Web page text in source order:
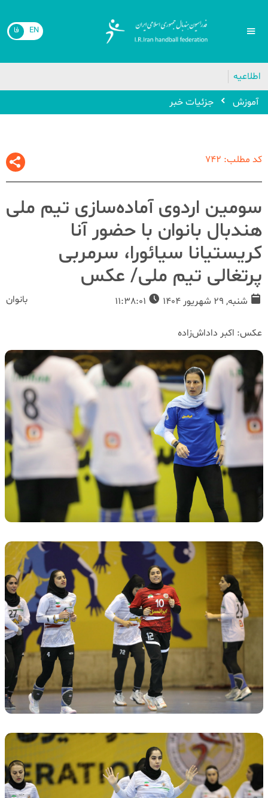
EN فا
اطلاعیه
آموزش
جزئیات خبر
کد مطلب: 742
سومین اردوی آماده‌سازی تیم ملی
هندبال بانوان با حضور آنا
کریستیانا سیائورا، سرمربی
پرتغالی تیم ملی/ عکس
شنبه, 29 شهریور 1404 بانوان
عکس: اکبر داداش‌زاده